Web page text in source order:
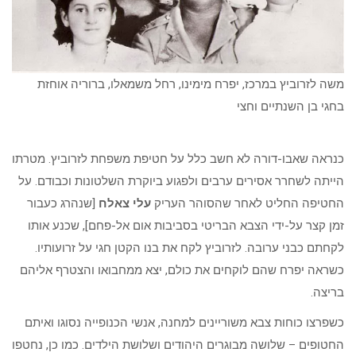
משה לזרוביץ במרכז, יפרח מימינו, רחל משמאלו, ברוריה אוחזת
בחגי בן השנתיים וחצי
כנראה שאבו-דורה לא חשב כלל על חטיפת משפחת לזרוביץ. מטרתו
הייתה לשחרר אסירים ערבים ולפגוע ביוקרת השלטונות וכבודם. על
החטיפה החליט לאחר שהסוהר העריק עלי צאלח [שנהרג כעבור
זמן קצר על-ידי הצבא הבריטי בסביבות אום אל-פחם], שכנע אותו
לקחתם כבני ערובה. לזרוביץ לקח את בנו הקטן חגי על זרועותיו.
כשראה יפרח שהם לוקחים את כולם, יצא ממחבואו והצטרף אליהם
בריצה.
כשפרצו כוחות צבא משוריינים למחנה, אנשי הכנופייה נסוגו ואיתם
החטופים – שלושה מבוגרים היהודים ושלושת הילדים. כמו כן, נחטפו